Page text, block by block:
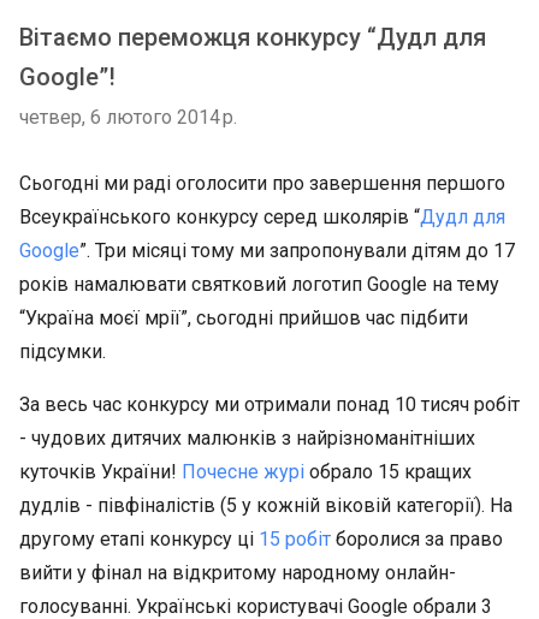
Вітаємо переможця конкурсу “Дудл для
Google”!
четвер, 6 лютого 2014 р.
Сьогодні ми раді оголосити про завершення першого
Всеукраїнського конкурсу серед школярів “Дудл для
Google”. Три місяці тому ми запропонували дітям до 17
років намалювати святковий логотип Google на тему
“Україна моєї мрії”, сьогодні прийшов час підбити
підсумки.
За весь час конкурсу ми отримали понад 10 тисяч робіт
- чудових дитячих малюнків з найрізноманітніших
куточків України! Почесне журі обрало 15 кращих
дудлів - півфіналістів (5 у кожній віковій категорії). На
другому етапі конкурсу ці 15 робіт боролися за право
вийти у фінал на відкритому народному онлайн-
голосуванні. Українські користувачі Google обрали 3